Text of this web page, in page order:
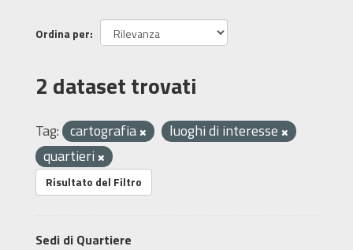
Ordina per
2 dataset trovati
Tag: cartografia
luoghi di interesse
quartieri
Risultato del Filtro
Sedi di Quartiere